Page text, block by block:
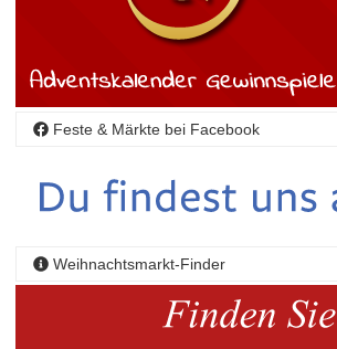
Feste & Märkte bei Facebook
Weihnachtsmarkt-Finder